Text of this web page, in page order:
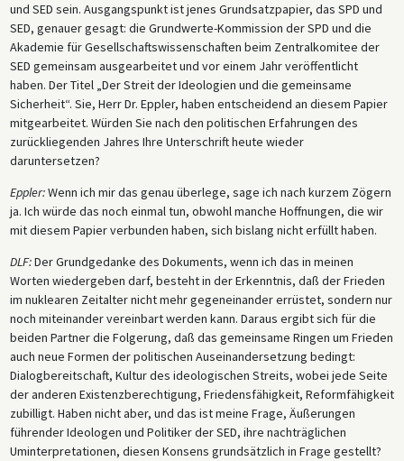
und SED sein. Ausgangspunkt ist jenes Grundsatzpapier, das SPD und
SED, genauer gesagt: die Grundwerte-Kommission der SPD und die
Akademie für Gesellschaftswissenschaften beim Zentralkomitee der
SED gemeinsam ausgearbeitet und vor einem Jahr veröffentlicht
haben. Der Titel „Der Streit der Ideologien und die gemeinsame
Sicherheit“. Sie, Herr Dr. Eppler, haben entscheidend an diesem Papier
mitgearbeitet. Würden Sie nach den politischen Erfahrungen des
zurückliegenden Jahres Ihre Unterschrift heute wieder
daruntersetzen?
Eppler:Wenn ich mir das genau überlege, sage ich nach kurzem Zögern
ja. Ich würde das noch einmal tun, obwohl manche Hoffnungen, die wir
mit diesem Papier verbunden haben, sich bislang nicht erfüllt haben.
DLF:Der Grundgedanke des Dokuments, wenn ich das in meinen
Worten wiedergeben darf, besteht in der Erkenntnis, daß der Frieden
im nuklearen Zeitalter nicht mehr gegeneinander errüstet, sondern nur
noch miteinander vereinbart werden kann. Daraus ergibt sich für die
beiden Partner die Folgerung, daß das gemeinsame Ringen um Frieden
auch neue Formen der politischen Auseinandersetzung bedingt:
Dialogbereitschaft, Kultur des ideologischen Streits, wobei jede Seite
der anderen Existenzberechtigung, Friedensfähigkeit, Reformfähigkeit
zubilligt. Haben nicht aber, und das ist meine Frage, Äußerungen
führender Ideologen und Politiker der SED, ihre nachträglichen
Uminterpretationen, diesen Konsens grundsätzlich in Frage gestellt?